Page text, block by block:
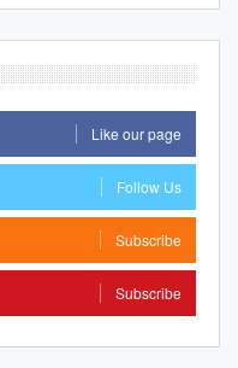
Like our page
Follow Us
Subscribe
Subscribe